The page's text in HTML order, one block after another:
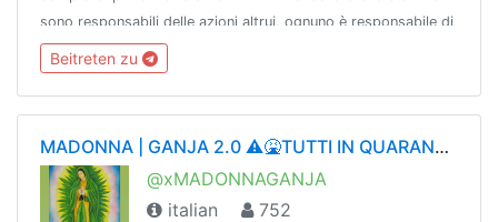
sono responsabili delle azioni altrui, ognuno è responsabile di
se stesso...
Beitreten zu
MADONNA | GANJA 2.0 ⚠️🤮TUTTI IN QUARANTENA🤮⚠️
@xMADONNAGANJA
italian
752